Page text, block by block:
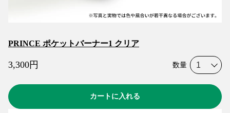
PRINCE ポケットバーナー1 クリア
3,300円 数量
カートに入れる